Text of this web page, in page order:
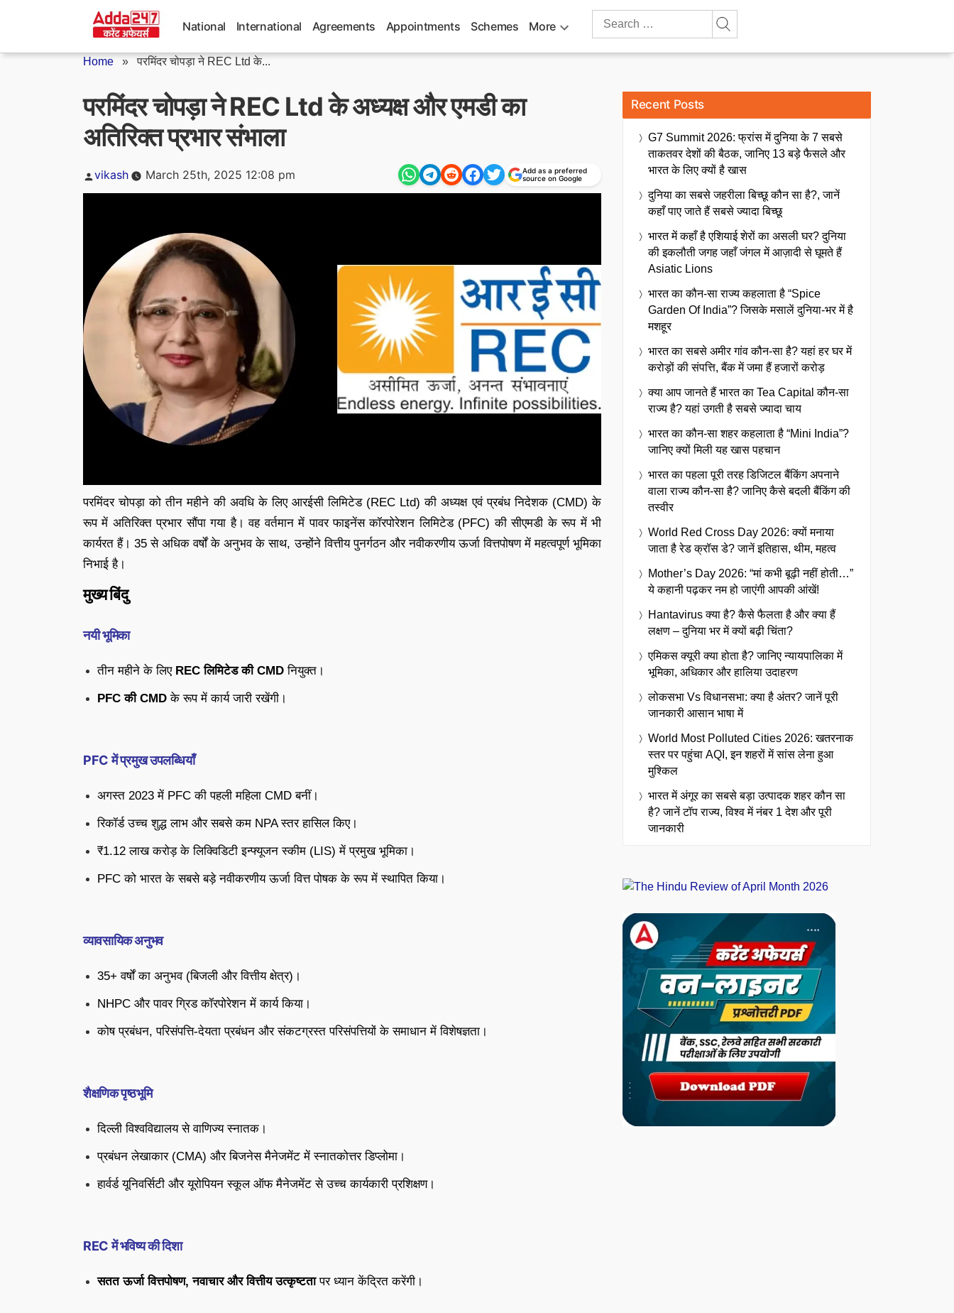
National International Agreements Appointments Schemes More
Search
Home »परमिंदर चोपड़ा ने REC Ltd के...
परमिंदर चोपड़ा ने REC Ltd के अध्यक्ष और एमडी का
अतिरिक्त प्रभार संभाला
Posted
vikash March 25th, 2025 12:08 pm
Add as a preferred
source on Google
परमिंदर चोपड़ा को तीन महीने की अवधि के लिए आरईसी लिमिटेड (REC Ltd) की अध्यक्ष एवं प्रबंध निदेशक (CMD) के
रूप में अतिरिक्त प्रभार सौंपा गया है। वह वर्तमान में पावर फाइनेंस कॉरपोरेशन लिमिटेड (PFC) की सीएमडी के रूप में भी
कार्यरत हैं। 35 से अधिक वर्षों के अनुभव के साथ, उन्होंने वित्तीय पुनर्गठन और नवीकरणीय ऊर्जा वित्तपोषण में महत्वपूर्ण भूमिका
निभाई है।
मुख्य बिंदु
नयी भूमिका
तीन महीने के लिए REC लिमिटेड की CMD नियुक्त।
PFC की CMD के रूप में कार्य जारी रखेंगी।
PFC में प्रमुख उपलब्धियाँ
अगस्त 2023 में PFC की पहली महिला CMD बनीं।
रिकॉर्ड उच्च शुद्ध लाभ और सबसे कम NPA स्तर हासिल किए।
₹1.12 लाख करोड़ के लिक्विडिटी इन्फ्यूजन स्कीम (LIS) में प्रमुख भूमिका।
PFC को भारत के सबसे बड़े नवीकरणीय ऊर्जा वित्त पोषक के रूप में स्थापित किया।
व्यावसायिक अनुभव
35+ वर्षों का अनुभव (बिजली और वित्तीय क्षेत्र)।
NHPC और पावर ग्रिड कॉरपोरेशन में कार्य किया।
कोष प्रबंधन, परिसंपत्ति-देयता प्रबंधन और संकटग्रस्त परिसंपत्तियों के समाधान में विशेषज्ञता।
शैक्षणिक पृष्ठभूमि
दिल्ली विश्वविद्यालय से वाणिज्य स्नातक।
प्रबंधन लेखाकार (CMA) और बिजनेस मैनेजमेंट में स्नातकोत्तर डिप्लोमा।
हार्वर्ड यूनिवर्सिटी और यूरोपियन स्कूल ऑफ मैनेजमेंट से उच्च कार्यकारी प्रशिक्षण।
REC में भविष्य की दिशा
सतत ऊर्जा वित्तपोषण, नवाचार और वित्तीय उत्कृष्टतापर ध्यान केंद्रित करेंगी।
Recent Posts
G7 Summit 2026: फ्रांस में दुनिया के 7 सबसे
ताकतवर देशों की बैठक, जानिए 13 बड़े फैसले और
भारत के लिए क्यों है खास
दुनिया का सबसे जहरीला बिच्छू कौन सा है?, जानें
कहाँ पाए जाते हैं सबसे ज्यादा बिच्छू
भारत में कहाँ है एशियाई शेरों का असली घर? दुनिया
की इकलौती जगह जहाँ जंगल में आज़ादी से घूमते हैं
Asiatic Lions
भारत का कौन-सा राज्य कहलाता है “Spice
Garden Of India”? जिसके मसालें दुनिया-भर में है
मशहूर
भारत का सबसे अमीर गांव कौन-सा है? यहां हर घर में
करोड़ों की संपत्ति, बैंक में जमा हैं हजारों करोड़
क्या आप जानते हैं भारत का Tea Capital कौन-सा
राज्य है? यहां उगती है सबसे ज्यादा चाय
भारत का कौन-सा शहर कहलाता है “Mini India”?
जानिए क्यों मिली यह खास पहचान
भारत का पहला पूरी तरह डिजिटल बैंकिंग अपनाने
वाला राज्य कौन-सा है? जानिए कैसे बदली बैंकिंग की
तस्वीर
World Red Cross Day 2026: क्यों मनाया
जाता है रेड क्रॉस डे? जानें इतिहास, थीम, महत्व
Mother’s Day 2026: “मां कभी बूढ़ी नहीं होती…”
ये कहानी पढ़कर नम हो जाएंगी आपकी आंखें!
Hantavirus क्या है? कैसे फैलता है और क्या हैं
लक्षण – दुनिया भर में क्यों बढ़ी चिंता?
एमिकस क्यूरी क्या होता है? जानिए न्यायपालिका में
भूमिका, अधिकार और हालिया उदाहरण
लोकसभा Vs विधानसभा: क्या है अंतर? जानें पूरी
जानकारी आसान भाषा में
World Most Polluted Cities 2026: खतरनाक
स्तर पर पहुंचा AQI, इन शहरों में सांस लेना हुआ
मुश्किल
भारत में अंगूर का सबसे बड़ा उत्पादक शहर कौन सा
है? जानें टॉप राज्य, विश्व में नंबर 1 देश और पूरी
जानकारी